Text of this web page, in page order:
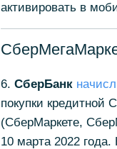
активировать в
6. СберБанк
покупки кредитной
(СберМаркете,
10 марта 2022